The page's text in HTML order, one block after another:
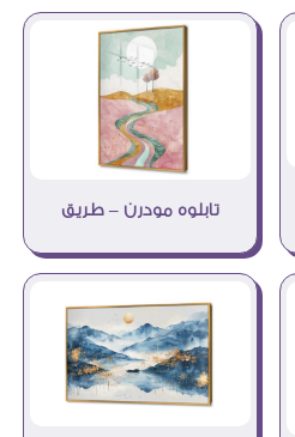
تابلوه مودرن – طريق